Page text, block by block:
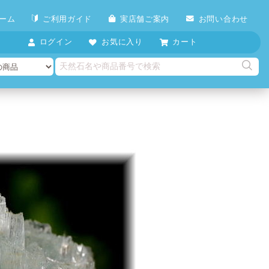
ム ご利用ガイド 実店舗ご案内 お問い合わせ
ログイン お気に入り カート